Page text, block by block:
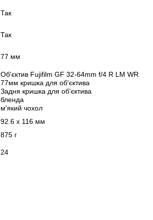
Так
Так
77 мм
Об'єктив Fujifilm GF 32-64mm f/4 R LM WR
77мм кришка для об'єктива
Задня кришка для об'єктива
бленда
м'який чохол
92.6 x 116 мм
875 г
24